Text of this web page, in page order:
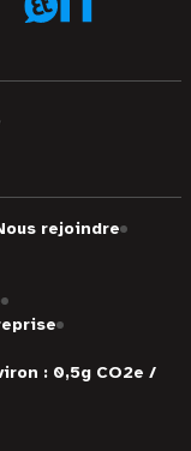
rejoindre
: 0,5g CO2e /